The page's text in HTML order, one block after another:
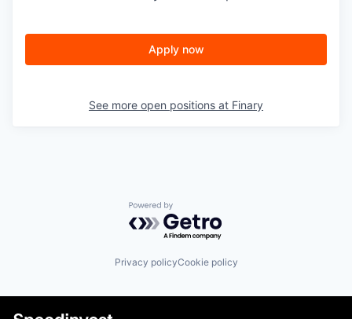
Apply now
See more open positions at Finary
Powered by Getro.com
Privacy policyCookie policy